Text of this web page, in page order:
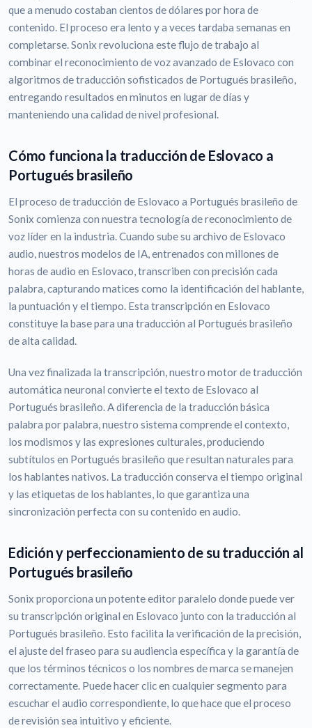
que a menudo costaban cientos de dólares por hora de
contenido. El proceso era lento y a veces tardaba semanas en
completarse. Sonix revoluciona este flujo de trabajo al
combinar el reconocimiento de voz avanzado de Eslovaco con
algoritmos de traducción sofisticados de Portugués brasileño,
entregando resultados en minutos en lugar de días y
manteniendo una calidad de nivel profesional.
Cómo funciona la traducción de Eslovaco a
Portugués brasileño
El proceso de traducción de Eslovaco a Portugués brasileño de
Sonix comienza con nuestra tecnología de reconocimiento de
voz líder en la industria. Cuando sube su archivo de Eslovaco
audio, nuestros modelos de IA, entrenados con millones de
horas de audio en Eslovaco, transcriben con precisión cada
palabra, capturando matices como la identificación del hablante,
la puntuación y el tiempo. Esta transcripción en Eslovaco
constituye la base para una traducción al Portugués brasileño
de alta calidad.
Una vez finalizada la transcripción, nuestro motor de traducción
automática neuronal convierte el texto de Eslovaco al
Portugués brasileño. A diferencia de la traducción básica
palabra por palabra, nuestro sistema comprende el contexto,
los modismos y las expresiones culturales, produciendo
subtítulos en Portugués brasileño que resultan naturales para
los hablantes nativos. La traducción conserva el tiempo original
y las etiquetas de los hablantes, lo que garantiza una
sincronización perfecta con su contenido en audio.
Edición y perfeccionamiento de su traducción al
Portugués brasileño
Sonix proporciona un potente editor paralelo donde puede ver
su transcripción original en Eslovaco junto con la traducción al
Portugués brasileño. Esto facilita la verificación de la precisión,
el ajuste del fraseo para su audiencia específica y la garantía de
que los términos técnicos o los nombres de marca se manejen
correctamente. Puede hacer clic en cualquier segmento para
escuchar el audio correspondiente, lo que hace que el proceso
de revisión sea intuitivo y eficiente.